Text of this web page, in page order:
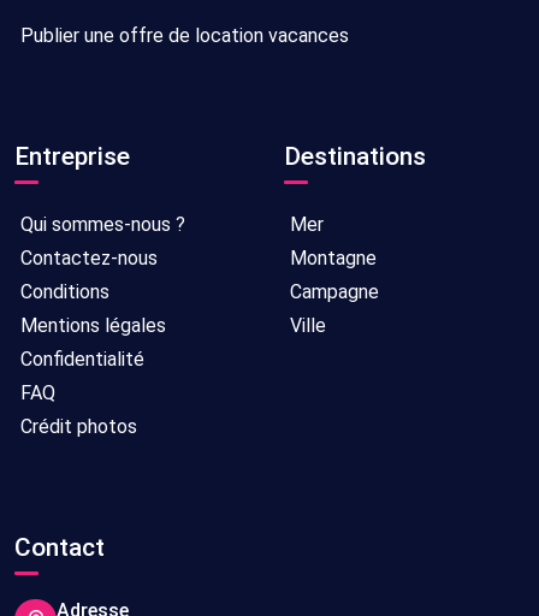
Publier une offre de location vacances
Entreprise
Qui sommes-nous ?
Contactez-nous
Conditions
Mentions légales
Confidentialité
FAQ
Crédit photos
Destinations
Mer
Montagne
Campagne
Ville
Contact
Adresse